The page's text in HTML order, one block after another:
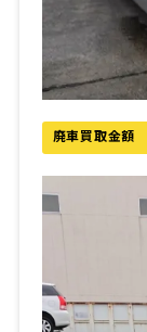
廃車買取金額